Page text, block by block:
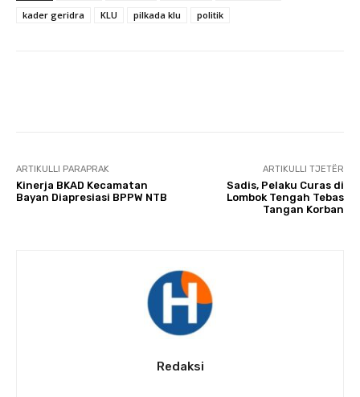
kader geridra
KLU pilkada klu politik
ARTIKULLI PARAPRAK
Kinerja BKAD Kecamatan
Bayan Diapresiasi BPPW NTB
ARTIKULLI TJETËR
Sadis, Pelaku Curas di
Lombok Tengah Tebas
Tangan Korban
Redaksi